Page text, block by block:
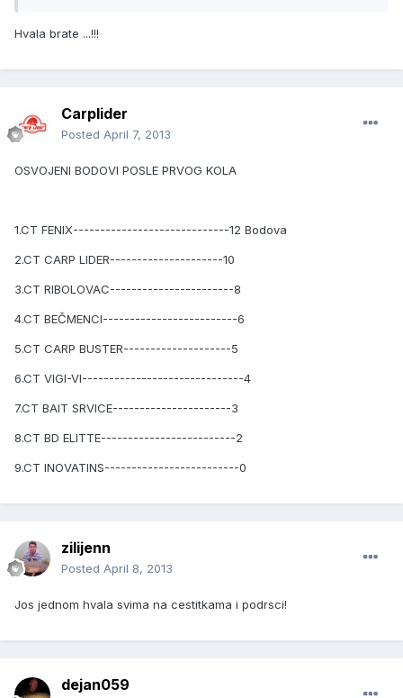
Hvala brate ...!!!
Carplider
Posted April 7, 2013
OSVOJENI BODOVI POSLE PRVOG KOLA
1.CT FENIX-----------------------------12 Bodova
2.CT CARP LIDER---------------------10
3.CT RIBOLOVAC-----------------------8
4.CT BEČMENCI-------------------------6
5.CT CARP BUSTER--------------------5
6.CT VIGI-VI------------------------------4
7.CT BAIT SRVICE----------------------3
8.CT BD ELITTE-------------------------2
9.CT INOVATINS-------------------------0
zilijenn
Posted April 8, 2013
Jos jednom hvala svima na cestitkama i podrsci!
dejan059